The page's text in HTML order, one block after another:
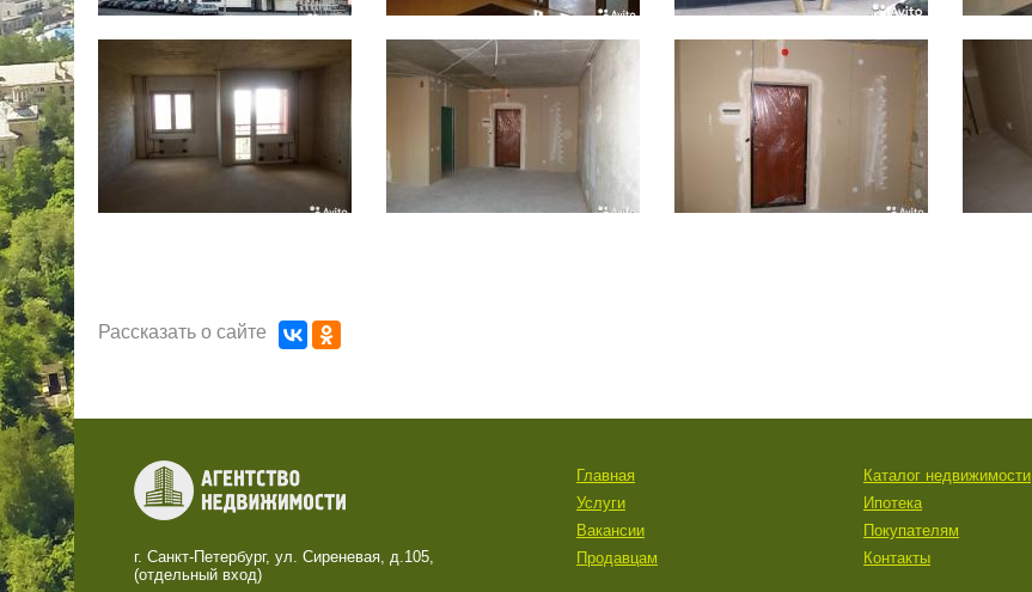
г. Санкт-Петербург, ул. Сиреневая, д.105,
(отдельный вход)
Главная
Каталог недвижимости
Услуги
Ипотека
Вакансии
Покупателям
Продавцам
Контакты